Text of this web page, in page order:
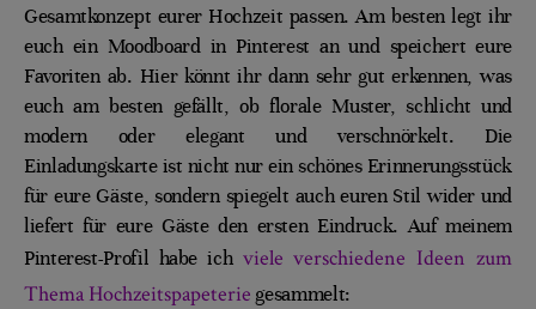
Gesamtkonzept eurer Hochzeit passen. Am besten legt ihr
euch ein Moodboard in Pinterest an und speichert eure
Favoriten ab. Hier könnt ihr dann sehr gut erkennen, was
euch am besten gefällt, ob florale Muster, schlicht und
modern oder elegant und verschnörkelt. Die
Einladungskarte ist nicht nur ein schönes Erinnerungsstück
für eure Gäste, sondern spiegelt auch euren Stil wider und
liefert für eure Gäste den ersten Eindruck. Auf meinem
Pinterest-Profil habe ich viele verschiedene Ideen zum
Thema Hochzeitspapeterie gesammelt: